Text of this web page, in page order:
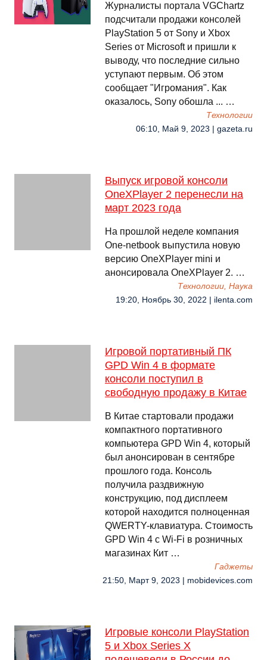
Журналисты портала VGChartz
подсчитали продажи консолей
PlayStation 5 от Sony и Xbox
Series от Microsoft и пришли к
выводу, что последние сильно
уступают первым. Об этом
сообщает "Игромания". Как
оказалось, Sony обошла ... …
Технологии
06:10, Май 9, 2023 | gazeta.ru
Выпуск игровой консоли
OneXPlayer 2 перенесли на
март 2023 года
На прошлой неделе компания
One-netbook выпустила новую
версию OneXPlayer mini и
анонсировала OneXPlayer 2. …
Технологии, Наука
19:20, Ноябрь 30, 2022 | ilenta.com
Игровой портативный ПК
GPD Win 4 в формате
консоли поступил в
свободную продажу в Китае
В Китае стартовали продажи
компактного портативного
компьютера GPD Win 4, который
был анонсирован в сентябре
прошлого года. Консоль
получила раздвижную
конструкцию, под дисплеем
которой находится полноценная
QWERTY-клавиатура. Стоимость
GPD Win 4 с Wi-Fi в розничных
магазинах Кит …
Гаджеты
21:50, Март 9, 2023 | mobidevices.com
Игровые консоли PlayStation
5 и Xbox Series X